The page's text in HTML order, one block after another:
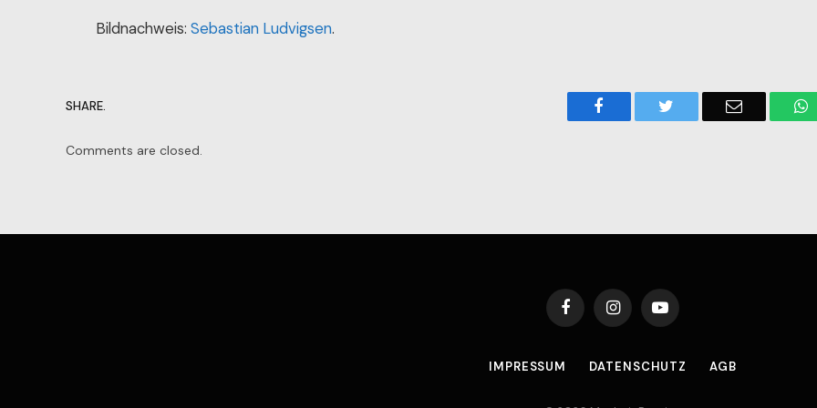
Bildnachweis:Sebastian Ludvigsen.
SHARE. Facebook Email
Comments are closed.
FacebookInstagramYouTube
IMPRESSUM DATENSCHUTZ AGB